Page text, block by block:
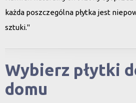
każda poszczególna płytka jest
sztuki."
Wybierz płytki
domu